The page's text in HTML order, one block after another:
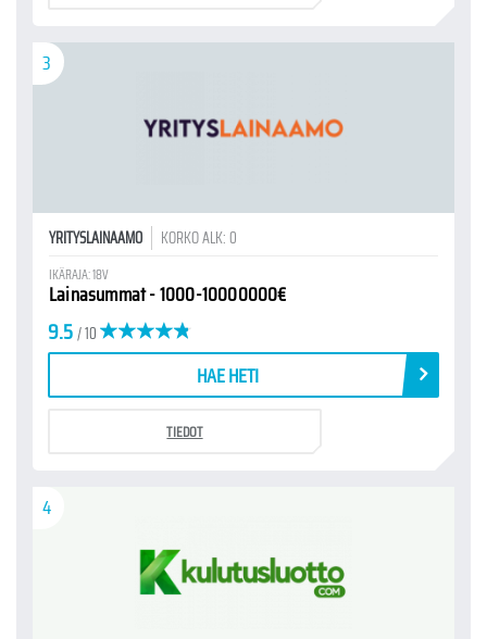
3
YRITYSLAINAAMO KORKO ALK: 0
IKÄRAJA: 18V
Lainasummat - 1000-10000000€
9.5/ 10
HAE HETI
TIEDOT
4